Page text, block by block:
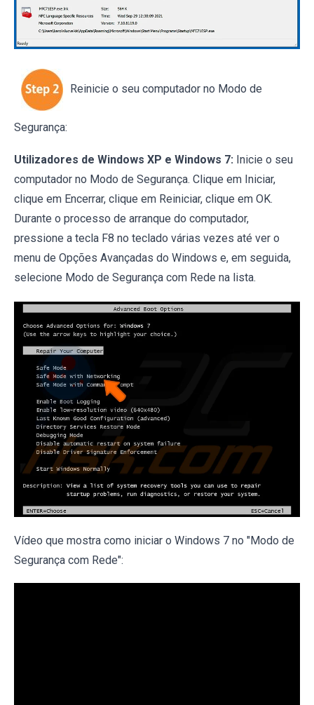
Reinicie o seu computador no Modo de
Segurança:
Utilizadores de Windows XP e Windows 7: Inicie o seu
computador no Modo de Segurança. Clique em Iniciar,
clique em Encerrar, clique em Reiniciar, clique em OK.
Durante o processo de arranque do computador,
pressione a tecla F8 no teclado várias vezes até ver o
menu de Opções Avançadas do Windows e, em seguida,
selecione Modo de Segurança com Rede na lista.
Vídeo que mostra como iniciar o Windows 7 no "Modo de
Segurança com Rede":